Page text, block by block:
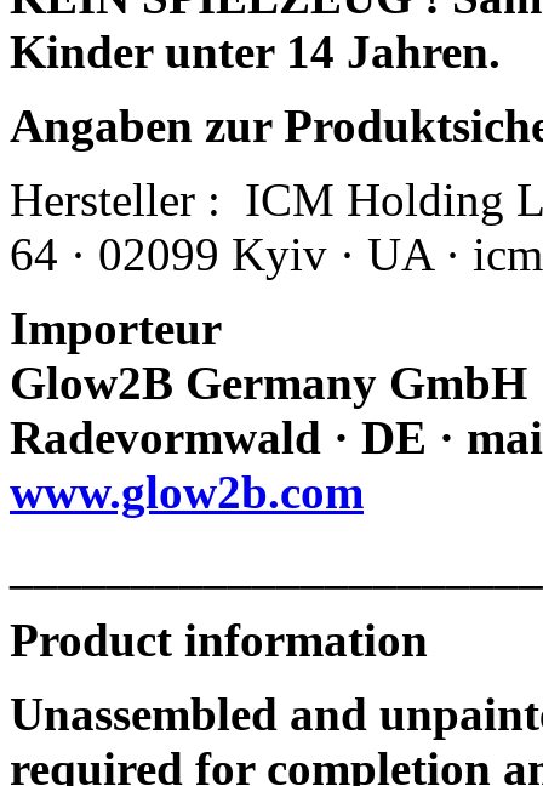
Kinder unter 14 Jahren.
Angaben zur
Hersteller : ICM Holding
64 · 02099 Kyiv · UA ·
Importeur
Glow2B Germany GmbH
Radevormwald · DE ·
www.glow2b.com
Product information
Unassembled and
required for completion